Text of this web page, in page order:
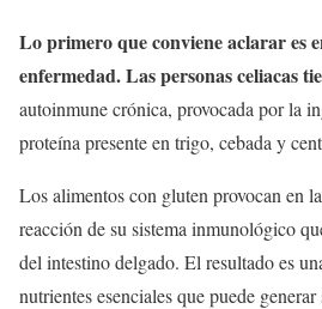
Lo primero que conviene aclarar es
enfermedad. Las personas celiacas
autoinmune crónica, provocada por la
proteína presente en trigo, cebada y
Los alimentos con gluten provocan en
reacción de su sistema inmunológico
del intestino delgado. El resultado es
nutrientes esenciales que puede